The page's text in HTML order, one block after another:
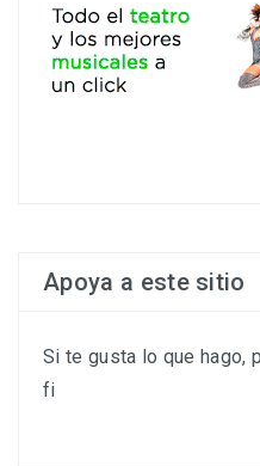
Apoya a este sitio
Si te gusta lo que hago,
fi